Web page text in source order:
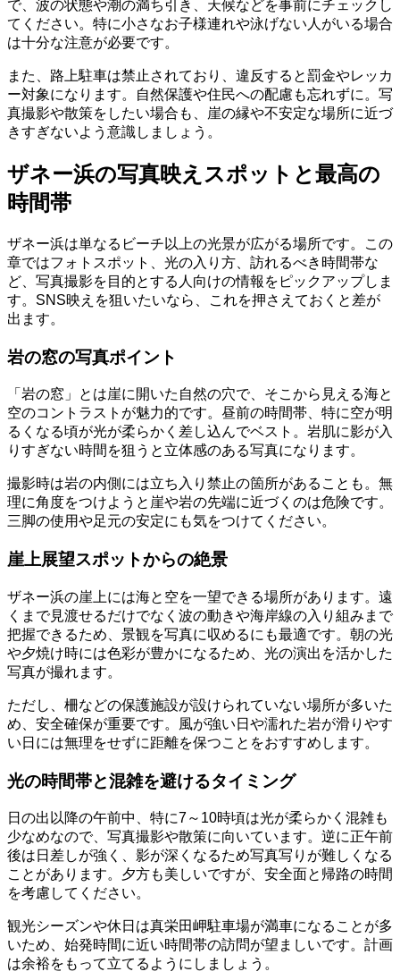
で、波の状態や潮の満ち引き、天候などを事前にチェックし
てください。特に小さなお子様連れや泳げない人がいる場合
は十分な注意が必要です。
また、路上駐車は禁止されており、違反すると罰金やレッカ
ー対象になります。自然保護や住民への配慮も忘れずに。写
真撮影や散策をしたい場合も、崖の縁や不安定な場所に近づ
きすぎないよう意識しましょう。
ザネー浜の写真映えスポットと最高の
時間帯
ザネー浜は単なるビーチ以上の光景が広がる場所です。この
章ではフォトスポット、光の入り方、訪れるべき時間帯な
ど、写真撮影を目的とする人向けの情報をピックアップしま
す。SNS映えを狙いたいなら、これを押さえておくと差が
出ます。
岩の窓の写真ポイント
「岩の窓」とは崖に開いた自然の穴で、そこから見える海と
空のコントラストが魅力的です。昼前の時間帯、特に空が明
るくなる頃が光が柔らかく差し込んでベスト。岩肌に影が入
りすぎない時間を狙うと立体感のある写真になります。
撮影時は岩の内側には立ち入り禁止の箇所があることも。無
理に角度をつけようと崖や岩の先端に近づくのは危険です。
三脚の使用や足元の安定にも気をつけてください。
崖上展望スポットからの絶景
ザネー浜の崖上には海と空を一望できる場所があります。遠
くまで見渡せるだけでなく波の動きや海岸線の入り組みまで
把握できるため、景観を写真に収めるにも最適です。朝の光
や夕焼け時には色彩が豊かになるため、光の演出を活かした
写真が撮れます。
ただし、柵などの保護施設が設けられていない場所が多いた
め、安全確保が重要です。風が強い日や濡れた岩が滑りやす
い日には無理をせずに距離を保つことをおすすめします。
光の時間帯と混雑を避けるタイミング
日の出以降の午前中、特に7～10時頃は光が柔らかく混雑も
少なめなので、写真撮影や散策に向いています。逆に正午前
後は日差しが強く、影が深くなるため写真写りが難しくなる
ことがあります。夕方も美しいですが、安全面と帰路の時間
を考慮してください。
観光シーズンや休日は真栄田岬駐車場が満車になることが多
いため、始発時間に近い時間帯の訪問が望ましいです。計画
は余裕をもって立てるようにしましょう。